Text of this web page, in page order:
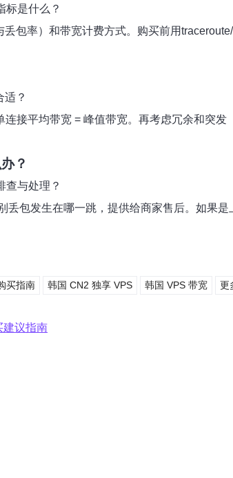
标是什么？
包率）和带宽计费方式。购买前用
适？
接平均带宽 = 峰值带宽。再考虑冗余和突
？
查与处理？
丢包发生在哪一跳，提供给商家售后。如果
买指南 韩国 CN2 独享 VPS 韩国 VPS 带宽 更
建议指南